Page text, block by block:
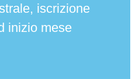
iscrizione
inizio mese